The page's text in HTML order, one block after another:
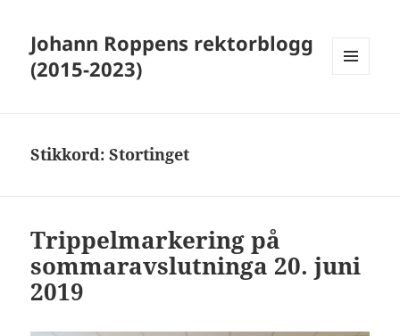
Johann Roppens rektorblogg
(2015-2023)
Stikkord:Stortinget
Trippelmarkering på
sommaravslutninga 20. juni
2019